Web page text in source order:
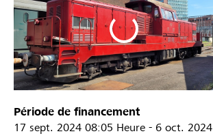
Période de financement
17 sept. 2024 08:05 Heure - 6 oct. 2024